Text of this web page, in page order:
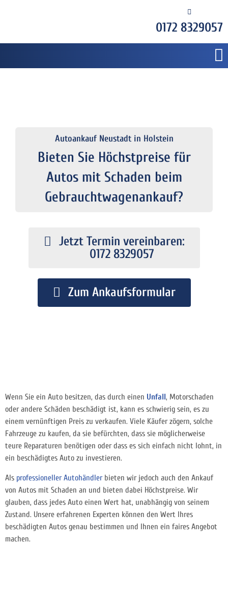
0172 8329057
Autoankauf Neustadt in Holstein
Bieten Sie Höchstpreise für
Autos mit Schaden beim
Gebrauchtwagenankauf?
Jetzt Termin vereinbaren:
0172 8329057
Zum Ankaufsformular
Wenn Sie ein Auto besitzen, das durch einen Unfall, Motorschaden
oder andere Schäden beschädigt ist, kann es schwierig sein, es zu
einem vernünftigen Preis zu verkaufen. Viele Käufer zögern, solche
Fahrzeuge zu kaufen, da sie befürchten, dass sie möglicherweise
teure Reparaturen benötigen oder dass es sich einfach nicht lohnt, in
ein beschädigtes Auto zu investieren.
Als professioneller Autohändlerbieten wir jedoch auch den Ankauf
von Autos mit Schaden an und bieten dabei Höchstpreise. Wir
glauben, dass jedes Auto einen Wert hat, unabhängig von seinem
Zustand. Unsere erfahrenen Experten können den Wert Ihres
beschädigten Autos genau bestimmen und Ihnen ein faires Angebot
machen.